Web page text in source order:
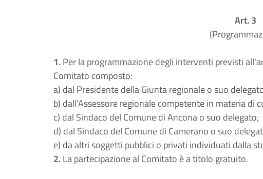
Art. 3
1.Per la programmazione degli interventi previsti
Comitato composto:
a) dal Presidente della Giunta regionale o suo
b) dall'Assessore regionale competente in materia di
c) dal Sindaco del Comune di Ancona o suo delegato;
d) dal Sindaco del Comune di Camerano o suo
e) da altri soggetti pubblici o privati individuati dalla
2.La partecipazione al Comitato è a titolo gratuito.